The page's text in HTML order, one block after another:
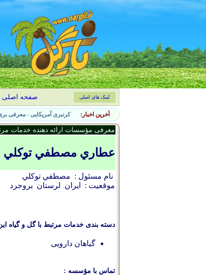
صفحه اصلی لینک های اصلی
آخرین اخبار: ۷ نشانه حضور آفات جانوری در باغچه و روش‌های کنترل طبیعی
معرفی مؤسسات ارائه دهنده خدمات
عطاري مصطفي توكلي
نام مسئول : مصطفي توكلي
موقعیت :
ایران لرستان بروجرد
دسته بندی خدمات مرتبط با گل و گیاه
گیاهان دارویی
تماس با مؤسسه :